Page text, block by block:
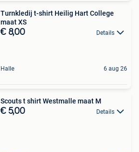
Turnkledij t-shirt Heilig Hart College
maat XS
€ 8,00 Details
Halle 6 aug 26
Scouts t shirt Westmalle maat M
€ 5,00 Details